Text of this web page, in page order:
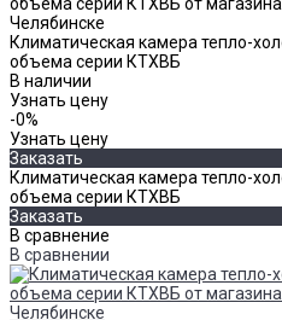
Климатическая камера тепло-
объема серии КТХВБ
В наличии
Узнать цену
-0%
Узнать цену
Заказать
Климатическая камера тепло-
объема серии КТХВБ
Заказать
В сравнение
В сравнении